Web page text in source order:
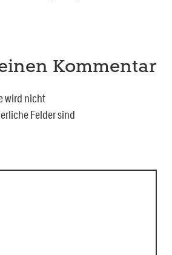
Kommentar
wird nicht
Felder sind